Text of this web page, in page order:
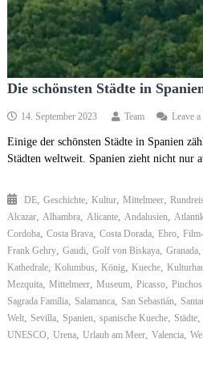
Die schönsten Städte in
14. September 2023 Team Leave
Einige der schönsten Städte in Spanien
Städten weltweit. Spanien zieht nicht nur
DE, Geschichte, Kultur, Mittelmeer,
Alcazar, Alhambra, Alicante, Andalusien,
Cordoba, Costa Brava, Costa Dorada, Ebro,
Frank Gehry, Gaudi, Golf von Biskaya, Granada,
Kathedrale, Kolumbus, König, Kueche,
Mezquita, Mittelmeer, Museum, Picasso, Pinchos
Sagrada Família, Salamanca, San Sebastián,
Welt, Sevilla, Spanien, spanische Kueche, Städte,
UNESCO, Urena, Urlaub am Meer, Valencia,